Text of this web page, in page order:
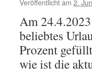
Veröffentlicht am 2.
Am
beliebtes
Prozent
wie ist die